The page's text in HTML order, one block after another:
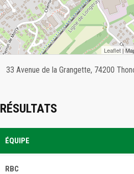
Leaflet|
33 Avenue de la Grangette, 74200
RÉSULTATS
ÉQUIPE
RBC